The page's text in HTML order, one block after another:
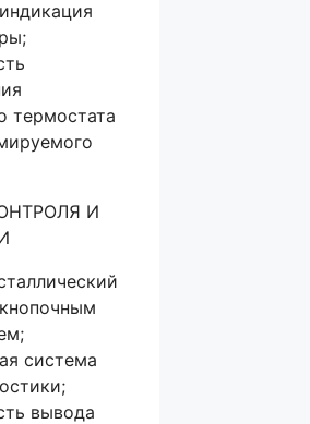
термостата
И
система
вывода